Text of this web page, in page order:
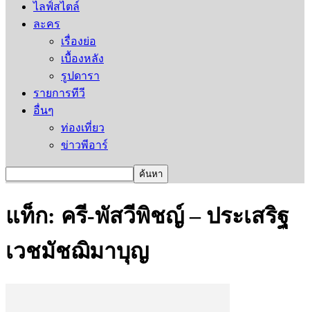
ไลฟ์สไตล์
ละคร
เรื่องย่อ
เบื้องหลัง
รูปดารา
รายการทีวี
อื่นๆ
ท่องเที่ยว
ข่าวพีอาร์
แท็ก: ครี-พัสวีพิชญ์ – ประเสริฐ
เวชมัชฌิมาบุญ